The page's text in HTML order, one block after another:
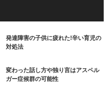
発達障害の子供に疲れた!辛い育児の
対処法
変わった話し方や独り言はアスペル
ガー症候群の可能性